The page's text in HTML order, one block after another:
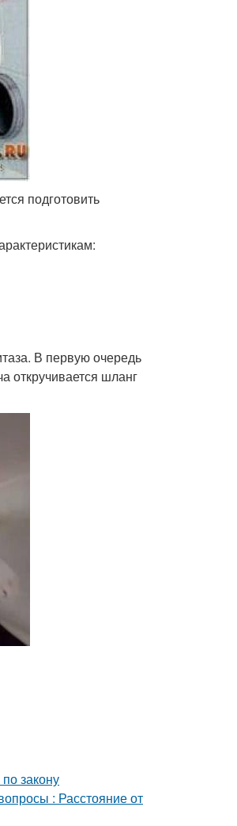
подготовить
В первую очередь
откручивается шланг
закону
: Расстояние от